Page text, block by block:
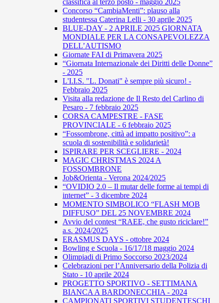
classifica al terzo posto - maggio 2025
Concorso “CambiaMenti”: plauso alla
studentessa Caterina Lelli - 30 aprile 2025
BLUE-DAY - 2 APRILE 2025 GIORNATA
MONDIALE PER LA CONSAPEVOLEZZA
DELL’AUTISMO
Giornate FAI di Primavera 2025
“Giornata Internazionale dei Diritti delle Donne”
- 2025
L'I.I.S. "L. Donati" è sempre più sicuro! -
Febbraio 2025
Visita alla redazione de Il Resto del Carlino di
Pesaro - 7 febbraio 2025
CORSA CAMPESTRE - FASE
PROVINCIALE - 6 febbraio 2025
“Fossombrone, città ad impatto positivo”: a
scuola di sostenibilità e solidarietà!
ISPIRARE PER SCEGLIERE - 2024
MAGIC CHRISTMAS 2024 A
FOSSOMBRONE
Job&Orienta - Verona 2024/2025
“OVIDIO 2.0 – Il mutar delle forme ai tempi di
internet” - 3 dicembre 2024
MOMENTO SIMBOLICO “FLASH MOB
DIFFUSO” DEL 25 NOVEMBRE 2024
Avvio del contest “RAEE, che gusto riciclare!”
a.s. 2024/2025
ERASMUS DAYS - ottobre 2024
Bowling e Scuola - 16/17/18 maggio 2024
Olimpiadi di Primo Soccorso 2023/2024
Celebrazioni per l’Anniversario della Polizia di
Stato - 10 aprile 2024
PROGETTO SPORTIVO - SETTIMANA
BIANCA A BARDONECCHIA - 2024
CAMPIONATI SPORTIVI STUDENTESCHI